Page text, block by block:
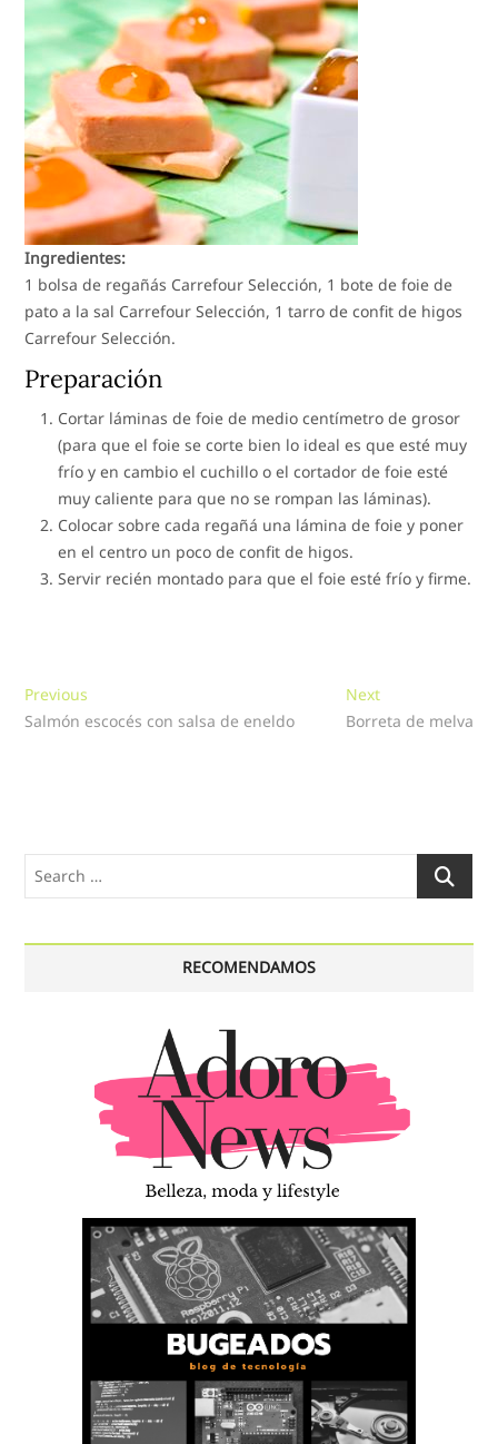
Ingredientes:
1 bolsa de regañás Carrefour Selección, 1 bote de foie de
pato a la sal Carrefour Selección, 1 tarro de confit de higos
Carrefour Selección.
Preparación
Cortar láminas de foie de medio centímetro de grosor
(para que el foie se corte bien lo ideal es que esté muy
frío y en cambio el cuchillo o el cortador de foie esté
muy caliente para que no se rompan las láminas).
Colocar sobre cada regañá una lámina de foie y poner
en el centro un poco de confit de higos.
Servir recién montado para que el foie esté frío y firme.
Navegación
de
Previous
post:
Salmón escocés con salsa de eneldo
NextNext
post:
Borreta de melva
Search
RECOMENDAMOS